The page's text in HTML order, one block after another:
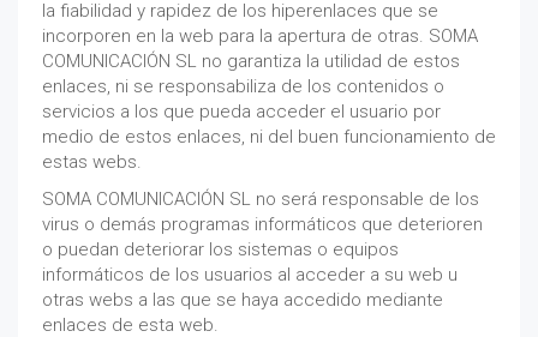
la fiabilidad y rapidez de los hiperenlaces que se
incorporen en la web para la apertura de otras. SOMA
COMUNICACIÓN SL no garantiza la utilidad de estos
enlaces, ni se responsabiliza de los contenidos o
servicios a los que pueda acceder el usuario por
medio de estos enlaces, ni del buen funcionamiento de
estas webs.
SOMA COMUNICACIÓN SL no será responsable de los
virus o demás programas informáticos que deterioren
o puedan deteriorar los sistemas o equipos
informáticos de los usuarios al acceder a su web u
otras webs a las que se haya accedido mediante
enlaces de esta web.